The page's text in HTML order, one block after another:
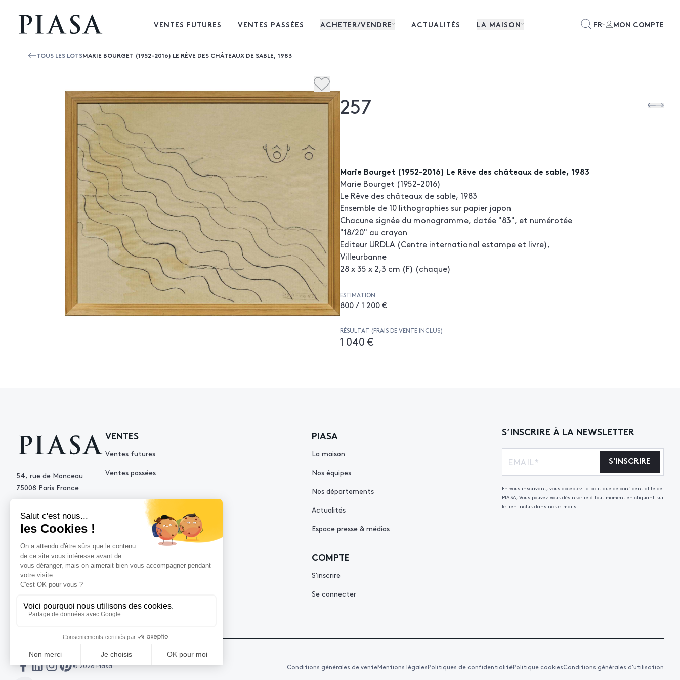
VENTES FUTURES VENTES PASSÉES ACHETER/VENDRE ACTUALITÉS LA MAISON FR MON COMPTE
TOUS LES LOTSMARIE BOURGET (1952-2016) LE RÊVE DES CHÂTEAUX DE SABLE, 1983
257
Marie Bourget (1952-2016) Le Rêve des châteaux de sable, 1983
Marie Bourget (1952-2016)
Le Rêve des châteaux de sable, 1983
Ensemble de 10 lithographies sur papier japon
Chacune signée du monogramme, datée "83", et numérotée
"18/20" au crayon
Editeur URDLA (Centre international estampe et livre),
Villeurbanne
28 x 35 x 2,3 cm (F) (chaque)
ESTIMATION
800 / 1 200 €
RÉSULTAT (FRAIS DE VENTE INCLUS)
1 040 €
54, rue de Monceau
75008 Paris France
contact@piasa.fr
VENTES
Ventes futures
Ventes passées
PIASA
La maison
Nos équipes
Nos départements
Actualités
Espace presse & médias
AIDE
Demande d’estimation
COMPTE
S'inscrire
Se connecter
S’INSCRIRE À LA NEWSLETTER
S'INSCRIRE
En vous inscrivant, vous acceptez la politique de confidentialité de
PIASA, Vous pouvez vous désinscrire à tout moment en cliquant sur
le lien inclus dans nos e-mails.
© 2026 Piasa Conditions générales de venteMentions légalesPolitiques de confidentialitéPolitique cookiesConditions générales d'utilisation